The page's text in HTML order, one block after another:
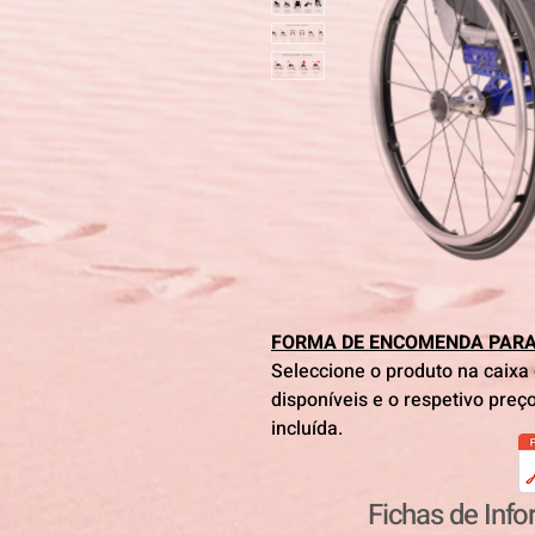
FORMA DE ENCOMENDA
Seleccione o produto na
disponíveis e o respetivo
incluída.
Fichas de